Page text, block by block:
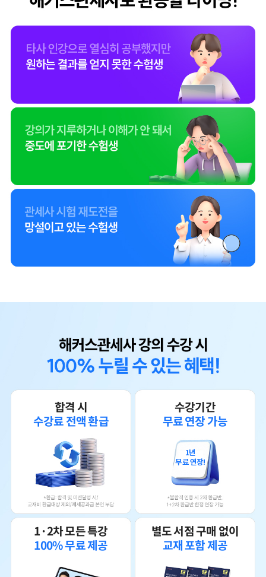
합격 시
수강료 전액 환급
수강기간
무료 연장 가능
1년
무료 연장!
1·2차 모든 특강
100% 무료 제공
별도 서점 구매 없이
교재 포함 제공
관세사무소에 근무한지 1년 반이 되어가는 때에
관세법에 대한 궁금증과 업무에 더욱 이해도가 높아졌으면 하는 마음으